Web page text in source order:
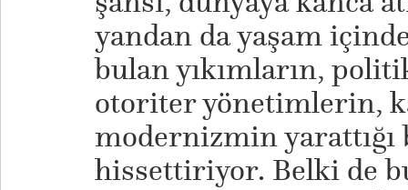
yandan da yaşam
bulan yıkımların,
otoriter yönetimlerin,
modernizmin yarattığı
hissettiriyor. Belki de